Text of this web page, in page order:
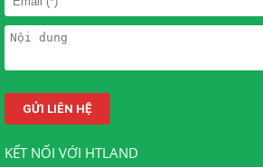
KẾT NỐI VỚI HTLAND